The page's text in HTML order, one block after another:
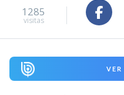
1285
visitas
VER